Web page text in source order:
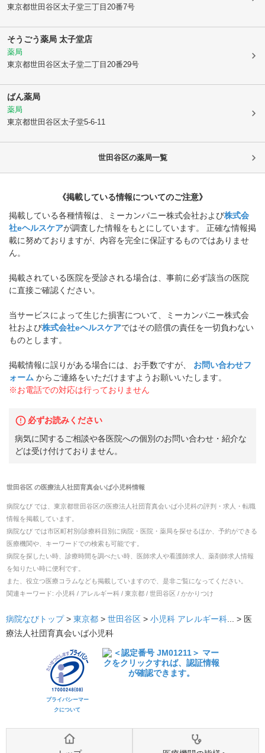
東京都世田谷区太子堂三丁目20番7号
そうごう薬局 太子堂店
薬局
東京都世田谷区太子堂二丁目20番29号
ばん薬局
薬局
東京都世田谷区太子堂5-6-11
世田谷区の薬局一覧
《掲載している情報についてのご注意》
掲載している各種情報は、ミーカンパニー株式会社および株式会
社eヘルスケアが調査した情報をもとにしています。 正確な情報掲
載に努めておりますが、内容を完全に保証するものではありませ
ん。
掲載されている医院を受診される場合は、事前に必ず該当の医院
に直接ご確認ください。
当サービスによって生じた損害について、ミーカンパニー株式会
社および株式会社eヘルスケアではその賠償の責任を一切負わない
ものとします。
掲載情報に誤りがある場合には、お手数ですが、
お問い合わせフ
ォーム からご連絡をいただけますようお願いいたします。
※お電話での対応は行っておりません
必ずお読みください
病気に関するご相談や各医院への個別のお問い合わせ・紹介な
どは受け付けておりません。
世田谷区 の医療法人社団育真会いば小児科情報
病院なび では、 東京都世田谷区の医療法人社団育真会いば小児科の評判・求人・転職
情報を掲載しています。
病院なび では市区町村別/診療科目別に病院・医院・薬局を探せるほか、予約ができる
医療機関や、キーワードでの検索も可能です。
病院を探したい時、診療時間を調べたい時、医師求人や看護師求人、薬剤師求人情報
を知りたい時に便利です。
また、役立つ医療コラムなども掲載していますので、是非ご覧になってください。
関連キーワード: 小児科 / アレルギー科 / 東京都 / 世田谷区 / かかりつけ
病院なびトップ > 東京都 > 世田谷区 > 小児科 アレルギー科 ... > 医
療法人社団育真会いば小児科
プライバシーマー
クについて